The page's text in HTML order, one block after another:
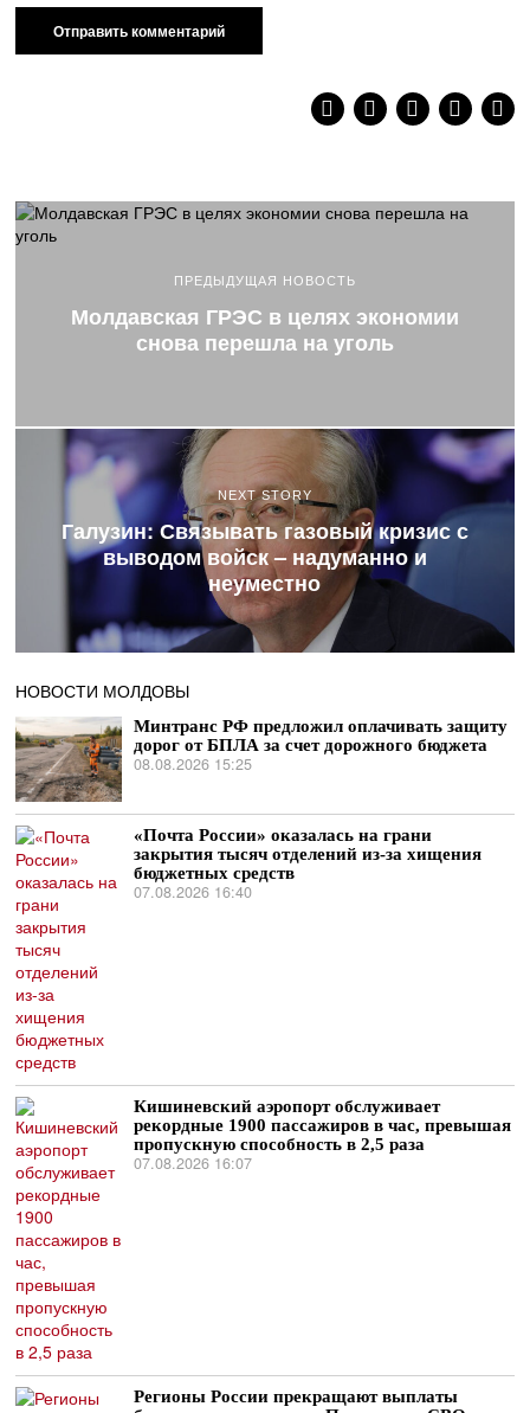
ПРЕДЫДУЩАЯ НОВОСТЬ
Молдавская ГРЭС в целях экономии
снова перешла на уголь
NEXT STORY
Галузин: Связывать газовый кризис с
выводом войск – надуманно и
неуместно
НОВОСТИ МОЛДОВЫ
Минтранс РФ предложил оплачивать защиту
дорог от БПЛА за счет дорожного бюджета
08.08.2026 15:25
«Почта России» оказалась на грани
закрытия тысяч отделений из-за хищения
бюджетных средств
07.08.2026 16:40
Кишиневский аэропорт обслуживает
рекордные 1900 пассажиров в час, превышая
пропускную способность в 2,5 раза
07.08.2026 16:07
Регионы России прекращают выплаты